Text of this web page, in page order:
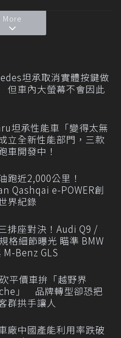
More
坦承取消實體按鍵做
車內大螢幕不會因此
坦承性能車「變得太無
立全新性能部門，三款
車開發中！
跑近2,000公里！
Qashqai e-POWER創
界紀錄
排座對決！Audi Q9 /
格細節曝光 瞄準 BMW
M-Benz GLS
平價車拚「越野界
」 品牌轉型卻恐把
群拱手讓人
廠中國產能利用率跌破